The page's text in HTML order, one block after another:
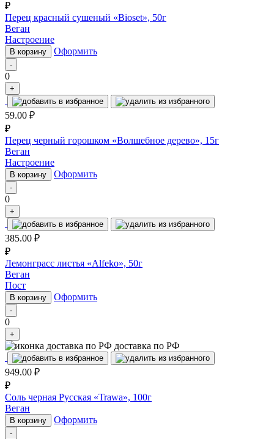
₽
Перец красный сушеный «Bioset», 50г
Веган
Настроение
В корзину Оформить
-
0
+
59.00 ₽
₽
Перец черный горошком «Волшебное дерево», 15г
Веган
Настроение
В корзину Оформить
-
0
+
385.00 ₽
₽
Лемонграсc листья «Alfeko», 50г
Веган
Пост
В корзину Оформить
-
0
+
доставка по РФ
949.00 ₽
₽
Соль черная Русская «Trawa», 100г
Веган
В корзину Оформить
-